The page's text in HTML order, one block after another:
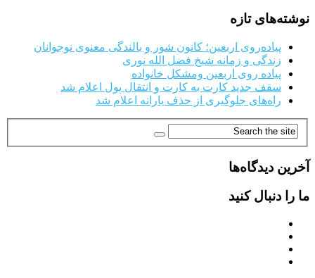
نوشته‌های تازه
پیاده‌روی اربعین؛ کانون شور و بالندگی معنوی نوجوانان
زندگی و زمانه شیخ فضل الله نوری
پیاده روی اربعین ومشکل خانواده
سقف جدید کارت به کارت و انتقال پول اعلام شد
راه‌های جلوگیری از حذف یارانه اعلام شد
آخرین دیدگاه‌ها
ما را دنبال کنید